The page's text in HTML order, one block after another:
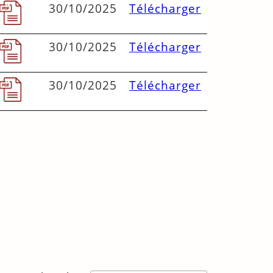
30/10/2025 Télécharger
30/10/2025 Télécharger
30/10/2025 Télécharger